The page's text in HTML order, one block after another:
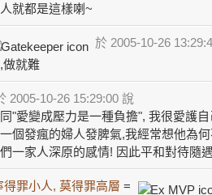
就都是這樣喇~
於 2005-10-26
做就難
2005-10-26 15:29:00 說
"愛變成壓力是一種負擔", 我很愛護
個發瘋的婦人發脾氣,我經常想他為
一家人深原的感情! 因此平和對待隨
得罪小人, 莫得罪高層 =